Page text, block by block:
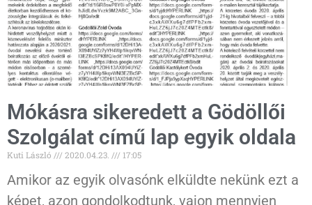
Mókásra sikeredett a Gödöllői
Szolgálat című lap egyik oldala
Kuti László 2020.04.23. 17:05
Amikor az egyik olvasónk elküldte nekünk ezt a
képet, azon gondolkodtunk, vajon mennyien